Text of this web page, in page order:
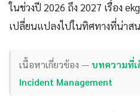
ในช่วงปี 2026 ถึง 2027 เรื่อง
เปลี่ยนแปลงไปในทิศทางที่น่าส
เนื้อหาเกี่ยวข้อง — บทความที่เ
Incident Management